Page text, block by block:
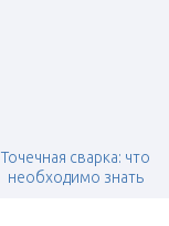
Точечная сварка: что
необходимо знать